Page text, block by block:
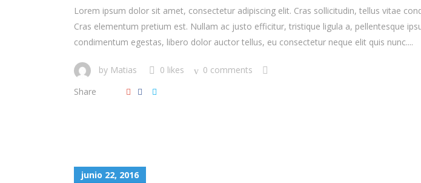
Lorem ipsum dolor sit amet, consectetur adipiscing elit. Cras sollicitudin, tellus vitae
Cras elementum pretium est. Nullam ac justo efficitur, tristique ligula a, pellentesque
condimentum egestas, libero dolor auctor tellus, eu consectetur neque elit quis nunc....
by Matias 0 likes
0 comments
Share
junio 22, 2016